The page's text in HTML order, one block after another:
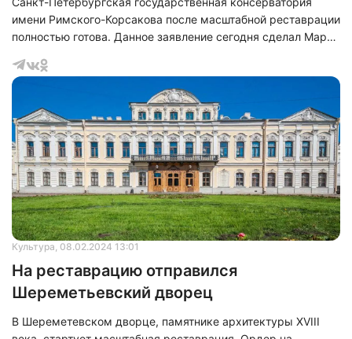
имени Римского-Корсакова после масштабной реставрации
полностью готова. Данное заявление сегодня сделал Марат
Председателя Правительства Российской Федерации.
Культура, 08.02.2024 13:01
На реставрацию отправился
Шереметьевский дворец
В Шереметевском дворце, памятнике архитектуры XVIII